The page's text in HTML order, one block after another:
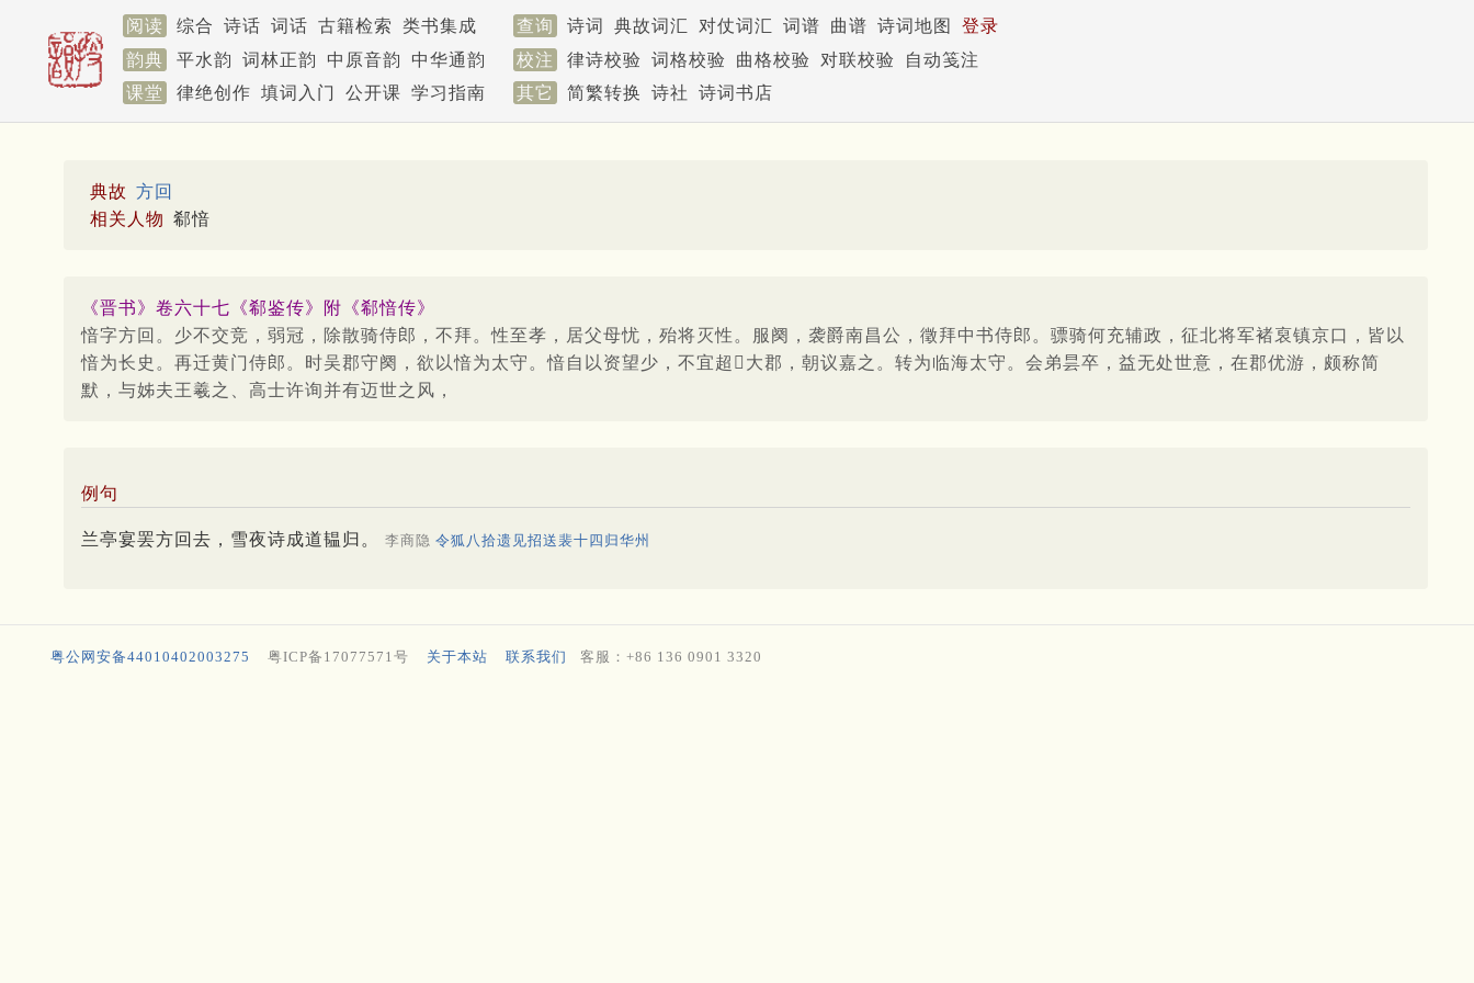
阅读 综合 诗话 词话 古籍检索 类书集成 查询 诗词 典故词汇 对仗词汇 词谱 曲谱 诗词地图
登录
韵典
平水韵 词林正韵 中原音韵 中华通韵 校注 律诗校验 词格校验 曲格校验 对联校验
自动笺注
课堂
律绝创作 填词入门 公开课 学习指南 其它 简繁转换 诗社 诗词书店
典故 方回
相关人物 郗愔
《晋书》卷六十七《郗鉴传》附《郗愔传》
愔字方回。少不交竞，弱冠，除散骑侍郎，不拜。性至孝，居父母忧，殆将灭性。服阕，袭爵南昌公，徵拜中书侍郎。骠骑何充辅政，征北将军褚裒镇京口，皆以
愔为长史。再迁黄门侍郎。时吴郡守阕，欲以愔为太守。愔自以资望少，不宜超大郡，朝议嘉之。转为临海太守。会弟昙卒，益无处世意，在郡优游，颇称简
默，与姊夫王羲之、高士许询并有迈世之风，
例句
兰亭宴罢方回去，雪夜诗成道韫归。 李商隐 令狐八拾遗见招送裴十四归华州
粤公网安备44010402003275 粤ICP备17077571号 关于本站 联系我们 客服：+86 136 0901 3320